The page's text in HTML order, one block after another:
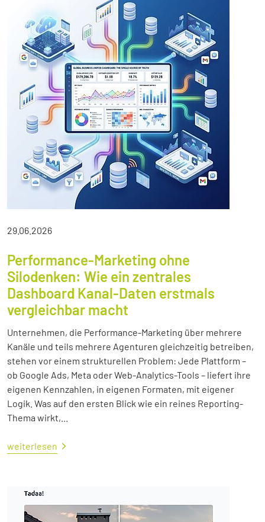
29.06.2026
Performance-Marketing ohne
Silodenken: Wie ein zentrales
Dashboard Kanal-Daten erstmals
vergleichbar macht
Unternehmen, die Performance-Marketing über mehrere
Kanäle und teils mehrere Agenturen gleichzeitig betreiben,
stehen vor einem strukturellen Problem: Jede Plattform –
ob Google Ads, Meta oder Web-Analytics-Tools – liefert ihre
eigenen Kennzahlen, in eigenen Formaten, mit eigener
Logik. Was auf den ersten Blick wie ein reines Reporting-
Thema wirkt,...
weiterlesen